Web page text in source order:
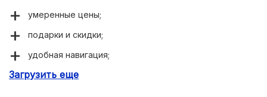
умеренные цены;
подарки и скидки;
удобная навигация;
много полезной информации;
Загрузить еще